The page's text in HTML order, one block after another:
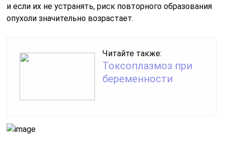
и если их не устранять, риск повторного образования
опухоли значительно возрастает.
Читайте также:
Токсоплазмоз при
беременности